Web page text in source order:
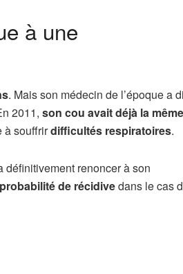
à une
. Mais son médecin de l’époque a
2011, son cou avait déjà la même
à souffrirdifficultés respiratoires.
définitivement renoncer à son
probabilité de récidivedans le cas